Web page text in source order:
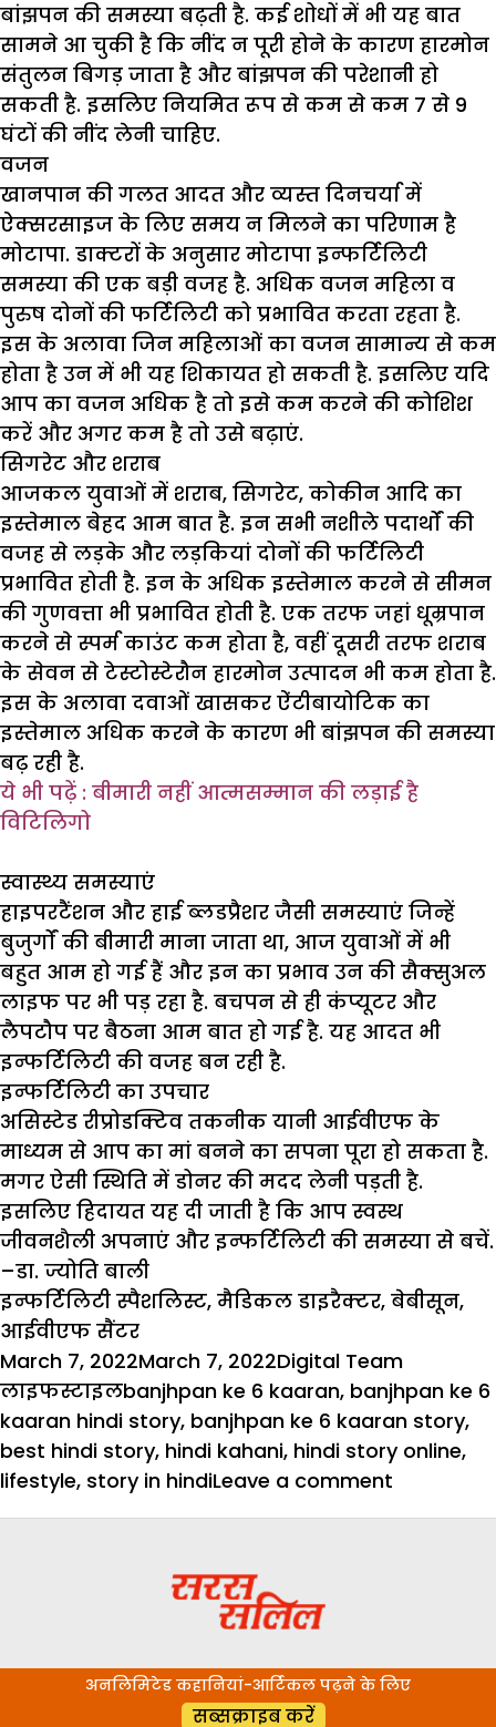
बांझपन की समस्या बढ़ती है. कई शोधों में भी यह बात
सामने आ चुकी है कि नींद न पूरी होने के कारण हारमोन
संतुलन बिगड़ जाता है और बांझपन की परेशानी हो
सकती है. इसलिए नियमित रूप से कम से कम 7 से 9
घंटों की नींद लेनी चाहिए.
वजन
खानपान की गलत आदत और व्यस्त दिनचर्या में
ऐक्सरसाइज के लिए समय न मिलने का परिणाम है
मोटापा. डाक्टरों के अनुसार मोटापा इन्फर्टिलिटी
समस्या की एक बड़ी वजह है. अधिक वजन महिला व
पुरुष दोनों की फर्टिलिटी को प्रभावित करता रहता है.
इस के अलावा जिन महिलाओं का वजन सामान्य से कम
होता है उन में भी यह शिकायत हो सकती है. इसलिए यदि
आप का वजन अधिक है तो इसे कम करने की कोशिश
करें और अगर कम है तो उसे बढ़ाएं.
सिगरेट और शराब
आजकल युवाओं में शराब, सिगरेट, कोकीन आदि का
इस्तेमाल बेहद आम बात है. इन सभी नशीले पदार्थों की
वजह से लड़के और लड़कियां दोनों की फर्टिलिटी
प्रभावित होती है. इन के अधिक इस्तेमाल करने से सीमन
की गुणवत्ता भी प्रभावित होती है. एक तरफ जहां धूम्रपान
करने से स्पर्म काउंट कम होता है, वहीं दूसरी तरफ शराब
के सेवन से टेस्टोस्टेरौन हारमोन उत्पादन भी कम होता है.
इस के अलावा दवाओं खासकर ऐंटीबायोटिक का
इस्तेमाल अधिक करने के कारण भी बांझपन की समस्या
बढ़ रही है.
ये भी पढ़ें : बीमारी नहीं आत्मसम्मान की लड़ाई है
विटिलिगो
स्वास्थ्य समस्याएं
हाइपरटैंशन और हाई ब्लडप्रैशर जैसी समस्याएं जिन्हें
बुजुर्गों की बीमारी माना जाता था, आज युवाओं में भी
बहुत आम हो गई हैं और इन का प्रभाव उन की सैक्सुअल
लाइफ पर भी पड़ रहा है. बचपन से ही कंप्यूटर और
लैपटौप पर बैठना आम बात हो गई है. यह आदत भी
इन्फर्टिलिटी की वजह बन रही है.
इन्फर्टिलिटी का उपचार
असिस्टेड रीप्रोडक्टिव तकनीक यानी आईवीएफ के
माध्यम से आप का मां बनने का सपना पूरा हो सकता है.
मगर ऐसी स्थिति में डोनर की मदद लेनी पड़ती है.
इसलिए हिदायत यह दी जाती है कि आप स्वस्थ
जीवनशैली अपनाएं और इन्फर्टिलिटी की समस्या से बचें.
–डा. ज्योति बाली
इन्फर्टिलिटी स्पैशलिस्ट, मैडिकल डाइरैक्टर, बेबीसून,
आईवीएफ सैंटर
Posted
on
March 7, 2022March 7, 2022Author
Digital Team
लाइफस्टाइलTags
banjhpan ke 6 kaaran, banjhpan ke 6
kaaran hindi story, banjhpan ke 6 kaaran story,
best hindi story, hindi kahani, hindi story online,
lifestyle, story in hindiLeave a comment
अनलिमिटेड कहानियां-आर्टिकल पढ़ने के लिए
सब्सक्राइब करें